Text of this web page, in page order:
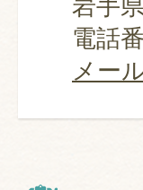
電話
メー